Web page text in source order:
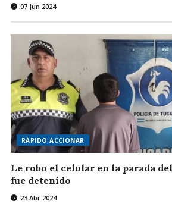
07 Jun 2024
RÁPIDO ACCIONAR
Le robo el celular en la parada
fue detenido
23 Abr 2024